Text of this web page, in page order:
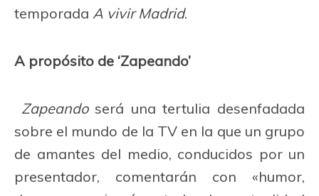
temporada A vivir Madrid.
A propósito de ‘Zapeando’
Zapeandoserá una tertulia desenfadada
sobre el mundo de la TV en la que un grupo
de amantes del medio, conducidos por un
presentador, comentarán con «humor,